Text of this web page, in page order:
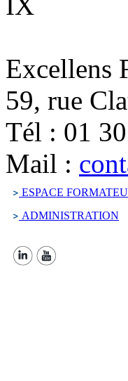
Excellens
59, rue
Tél : 01
Mail :
ESPACE
ADMINISTRATION